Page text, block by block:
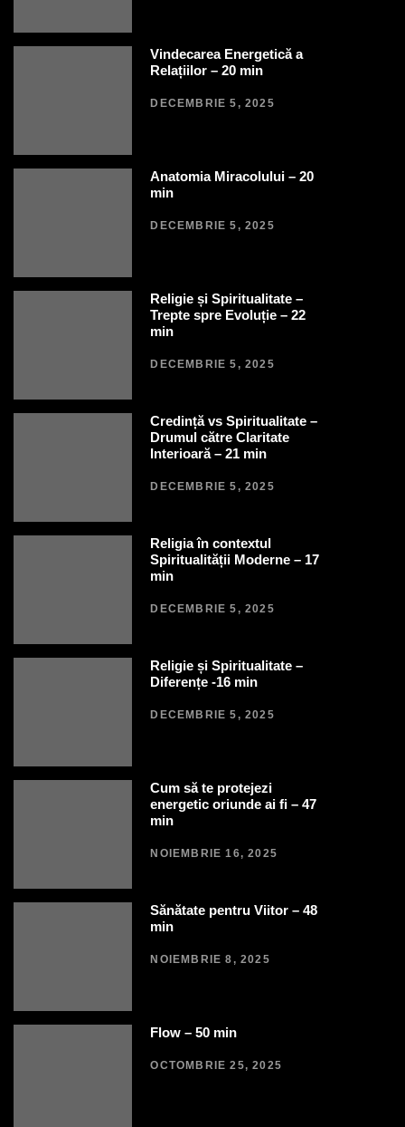
Vindecarea Energetică a
Relațiilor – 20 min
DECEMBRIE 5, 2025
Anatomia Miracolului – 20
min
DECEMBRIE 5, 2025
Religie și Spiritualitate –
Trepte spre Evoluție – 22
min
DECEMBRIE 5, 2025
Credință vs Spiritualitate –
Drumul către Claritate
Interioară – 21 min
DECEMBRIE 5, 2025
Religia în contextul
Spiritualității Moderne – 17
min
DECEMBRIE 5, 2025
Religie și Spiritualitate –
Diferențe -16 min
DECEMBRIE 5, 2025
Cum să te protejezi
energetic oriunde ai fi – 47
min
NOIEMBRIE 16, 2025
Sănătate pentru Viitor – 48
min
NOIEMBRIE 8, 2025
Flow – 50 min
OCTOMBRIE 25, 2025